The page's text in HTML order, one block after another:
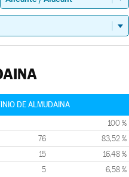
DE ALMUDAINA
100 %
76 83,52 %
15 16,48 %
5 6,58 %